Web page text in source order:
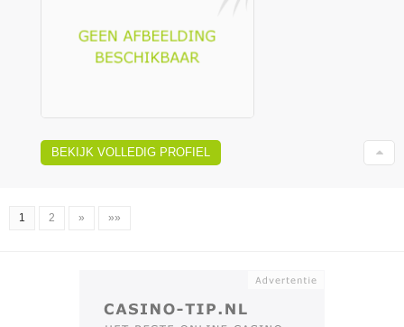
BEKIJK VOLLEDIG PROFIEL
1 2 » »»